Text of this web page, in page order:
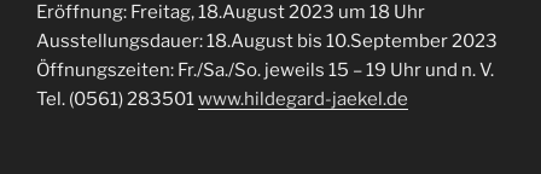
Eröffnung: Freitag, 18.August 2023 um 18 Uhr
Ausstellungsdauer: 18.August bis 10.September 2023
Öffnungszeiten: Fr./Sa./So. jeweils 15 – 19 Uhr und n. V.
Tel. (0561) 283501www.hildegard-jaekel.de